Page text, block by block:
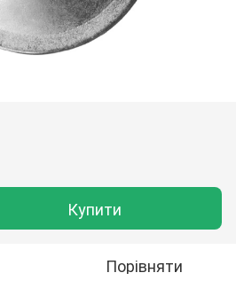
Купити
Порівняти